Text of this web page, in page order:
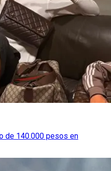
de 140.000 pesos en